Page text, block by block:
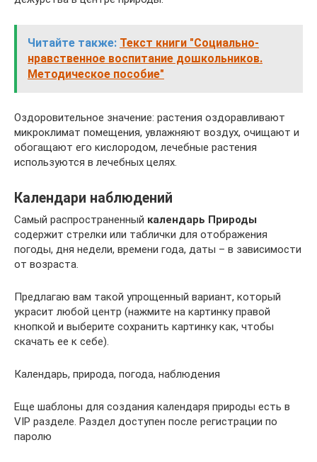
Читайте также: Текст книги "Социально-
нравственное воспитание дошкольников.
Методическое пособие"
Оздоровительное значение: растения оздоравливают
микроклимат помещения, увлажняют воздух, очищают и
обогащают его кислородом, лечебные растения
используются в лечебных целях.
Календари наблюдений
Самый распространенный календарь Природы
содержит стрелки или таблички для отображения
погоды, дня недели, времени года, даты – в зависимости
от возраста.
Предлагаю вам такой упрощенный вариант, который
украсит любой центр (нажмите на картинку правой
кнопкой и выберите сохранить картинку как, чтобы
скачать ее к себе).
Календарь, природа, погода, наблюдения
Еще шаблоны для создания календаря природы есть в
VIP разделе. Раздел доступен после регистрации по
паролю